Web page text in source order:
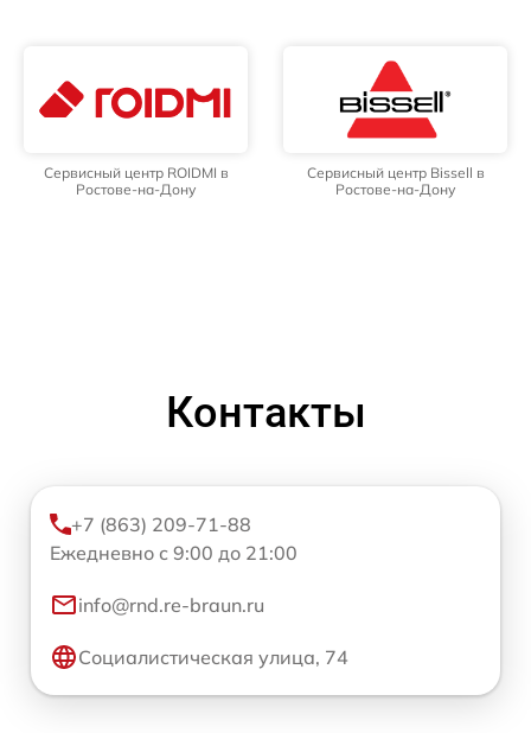
Сервисный центр ROIDMI в
Ростове-на-Дону
Сервисный центр Bissell в
Ростове-на-Дону
Контакты
+7 (863) 209-71-88
Ежедневно с 9:00 до 21:00
info@rnd.re-braun.ru
Социалистическая улица, 74